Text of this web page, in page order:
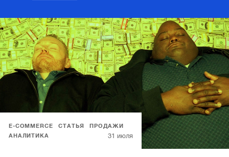
E-COMMERCE СТАТЬЯ
ПРОДАЖИ
АНАЛИТИКА
31 июля